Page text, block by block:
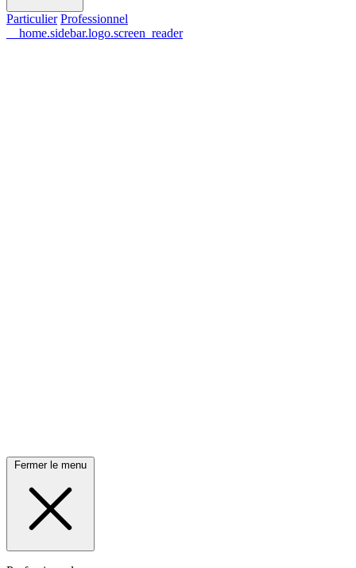
Particulier Professionnel
__home.sidebar.logo.screen_reader
Fermer le menu